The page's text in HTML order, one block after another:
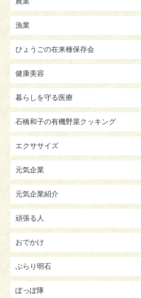
漁業
ひょうごの在来種保存会
健康美容
暮らしを守る医療
石橋和子の有機野菜クッキング
エクササイズ
元気企業
元気企業紹介
頑張る人
おでかけ
ぶらり明石
ぽっぽ隊